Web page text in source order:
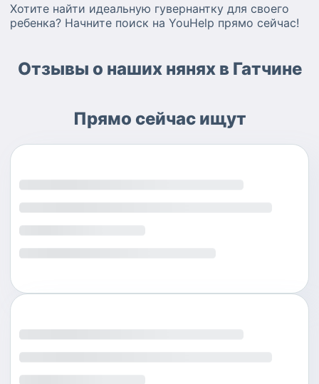
Хотите найти идеальную гувернантку для своего
ребенка? Начните поиск на YouHelp прямо сейчас!
Отзывы о наших нянях в Гатчине
Прямо сейчас ищут